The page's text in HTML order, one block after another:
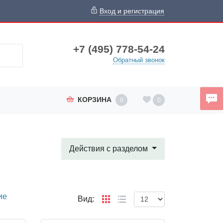
Вход и регистрация
+7 (495) 778-54-24
Обратный звонок
КОРЗИНА 0 0
Действия с разделом
Вид: